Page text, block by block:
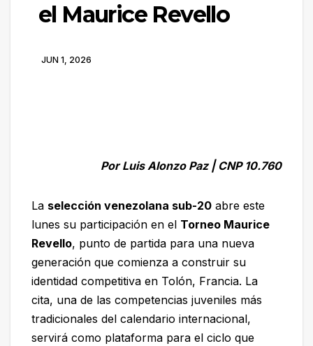
el Maurice Revello
JUN 1, 2026
Por Luis Alonzo Paz | CNP 10.760
La selección venezolana sub-20 abre este
lunes su participación en el Torneo Maurice
Revello, punto de partida para una nueva
generación que comienza a construir su
identidad competitiva en Tolón, Francia. La
cita, una de las competencias juveniles más
tradicionales del calendario internacional,
servirá como plataforma para el ciclo que